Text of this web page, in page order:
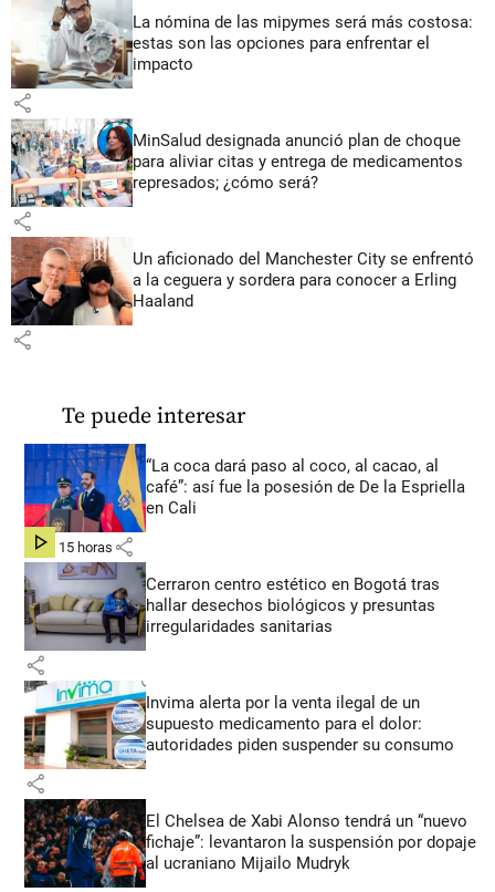
La nómina de las mipymes será más costosa:
estas son las opciones para enfrentar el
impacto
share
MinSalud designada anunció plan de choque
para aliviar citas y entrega de medicamentos
represados; ¿cómo será?
share
Un aficionado del Manchester City se enfrentó
a la ceguera y sordera para conocer a Erling
Haaland
share
Te puede interesar
“La coca dará paso al coco, al cacao, al
café”: así fue la posesión de De la Espriella
en Cali
hace 15 horas share
Cerraron centro estético en Bogotá tras
hallar desechos biológicos y presuntas
irregularidades sanitarias
share
Invima alerta por la venta ilegal de un
supuesto medicamento para el dolor:
autoridades piden suspender su consumo
share
El Chelsea de Xabi Alonso tendrá un “nuevo
fichaje”: levantaron la suspensión por dopaje
al ucraniano Mijailo Mudryk